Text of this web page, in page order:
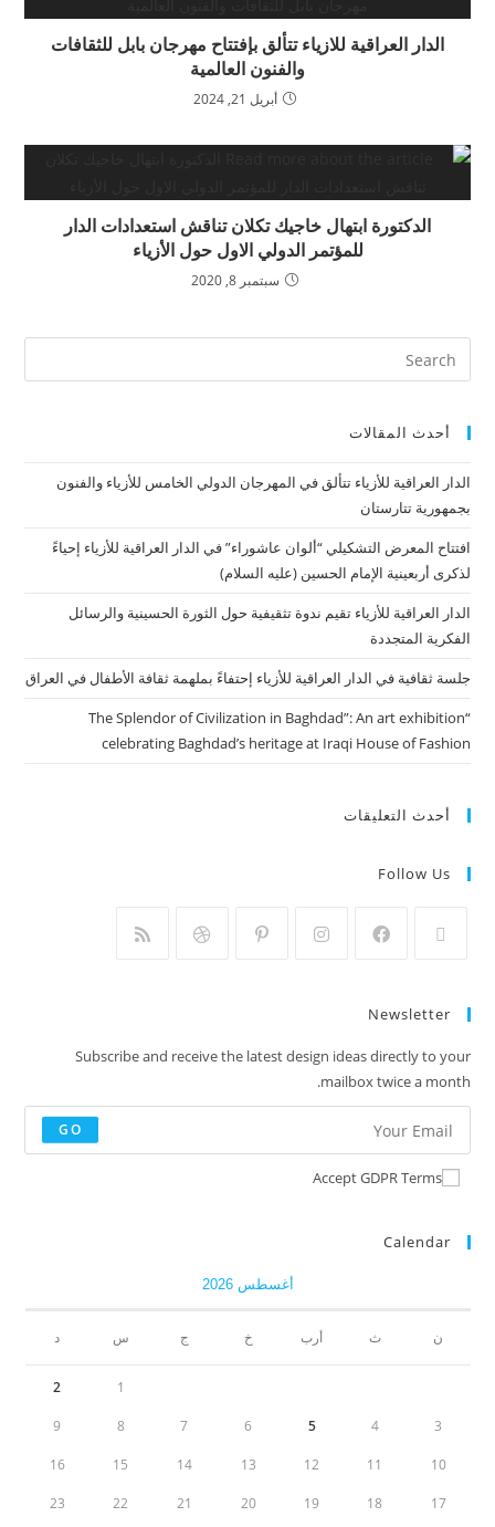
الدار العراقية للازياء تتألق بإفتتاح مهرجان بابل للثقافات
والفنون العالمية
أبريل 21, 2024
الدكتورة ابتهال خاجيك تكلان تناقش استعدادات الدار
للمؤتمر الدولي الاول حول الأزياء
سبتمبر 8, 2020
أحدث المقالات
الدار العراقية للأزياء تتألق في المهرجان الدولي الخامس للأزياء والفنون
بجمهورية تتارستان
افتتاح المعرض التشكيلي “ألوان عاشوراء” في الدار العراقية للأزياء إحياءً
لذكرى أربعينية الإمام الحسين (عليه السلام)
الدار العراقية للأزياء تقيم ندوة تثقيفية حول الثورة الحسينية والرسائل
الفكرية المتجددة
جلسة ثقافية في الدار العراقية للأزياء إحتفاءً بملهمة ثقافة الأطفال في العراق
“The Splendor of Civilization in Baghdad”: An art exhibition
celebrating Baghdad’s heritage at Iraqi House of Fashion
أحدث التعليقات
Follow Us
Newsletter
Subscribe and receive the latest design ideas directly to your
mailbox twice a month.
GO
Accept GDPR Terms
Calendar
أغسطس 2026
ن ث أرب خ ج س د
1
2
3
4
5
6
7
8
9
10
11
12
13
14
15
16
17
18
19
20
21
22
23